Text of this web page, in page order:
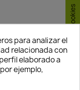
favorite_border
para analizar el
relacionada con
elaborado a
ejemplo,
Consentimiento de cookies